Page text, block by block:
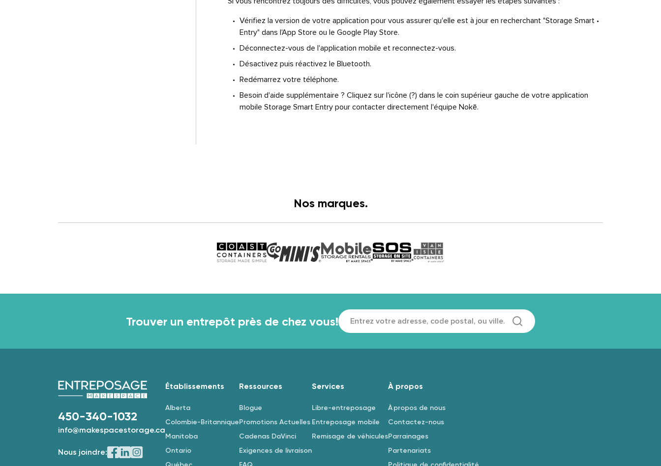
Vérifiez la version de votre application pour vous assurer qu'elle est à jour en recherchant "Storage Smart •
Entry" dans l'App Store ou le Google Play Store.
Déconnectez-vous de l'application mobile et reconnectez-vous.
Désactivez puis réactivez le Bluetooth.
Redémarrez votre téléphone.
Besoin d'aide supplémentaire ? Cliquez sur l'icône (?) dans le coin supérieur gauche de votre application
mobile Storage Smart Entry pour contacter directement l'équipe Nokē.
Nos marques.
Trouver un entrepôt près de chez vous!
450-340-1032
info@makespacestorage.ca
Nous joindre:
Établissements
Alberta
Colombie-Britannique
Manitoba
Ontario
Ressources
Blogue
Promotions Actuelles
Cadenas DaVinci
Exigences de livraison
Services
Libre-entreposage
Entreposage mobile
Remisage de véhicules
À propos
À propos de nous
Contactez-nous
Parrainages
Partenariats